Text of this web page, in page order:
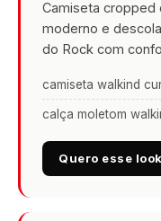
Camiseta cropped
moderno e
do Rock com
camiseta walkind
calça moletom
Quero esse